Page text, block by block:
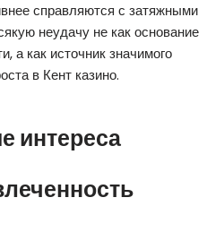
справляются с затяжными
неудачу не как основание
а как источник значимого
в Кент казино.
интереса